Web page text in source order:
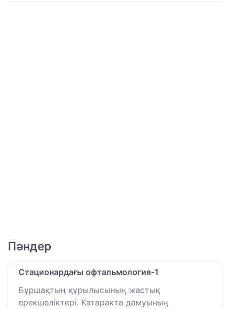
Пәндер
Стационардағы офтальмология-1
Бұршақтың құрылысының жастық
ерекшеліктері. Катаракта дамуының